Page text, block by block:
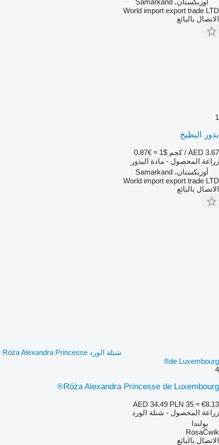
World import export trade LTD
الاتصال بالبائع
1
بذور البطيخ
AED 3.67 / كجم $1
≈ €0.87
زراعة المحصول - مادة البذور
أوزبكستان، Samarkand
World import export trade LTD
الاتصال بالبائع
شتلة الورد Róża Alexandra Princesse
de Luxembourg®
4
Róża Alexandra Princesse de Luxembourg®
AED 34.49 PLN 35 ≈ €8.13
زراعة المحصول - شتلة الورد
بولندا
RosaĆwik
الاتصال بالبائع